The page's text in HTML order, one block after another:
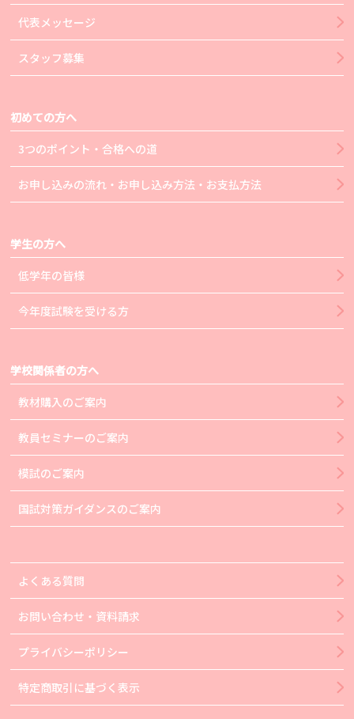
代表メッセージ
スタッフ募集
初めての方へ
3つのポイント・合格への道
お申し込みの流れ・お申し込み方法・お支払方法
学生の方へ
低学年の皆様
今年度試験を受ける方
学校関係者の方へ
教材購入のご案内
教員セミナーのご案内
模試のご案内
国試対策ガイダンスのご案内
よくある質問
お問い合わせ・資料請求
プライバシーポリシー
特定商取引に基づく表示